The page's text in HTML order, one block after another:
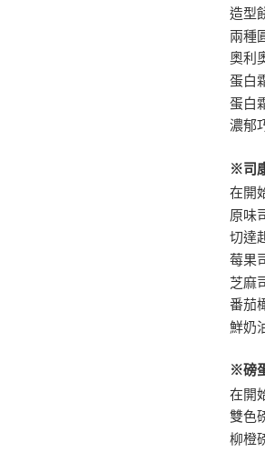
造型
兩種
奧利
蛋白
蛋白
濃郁
※司
在開
原味
切達
莓果
芝麻
番茄
鮮奶
※磅
在開
雙色
柳橙